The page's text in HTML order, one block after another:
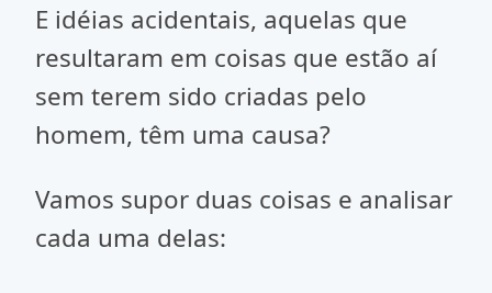
E idéias acidentais, aquelas que
resultaram em coisas que estão aí
sem terem sido criadas pelo
homem, têm uma causa?
Vamos supor duas coisas e analisar
cada uma delas: